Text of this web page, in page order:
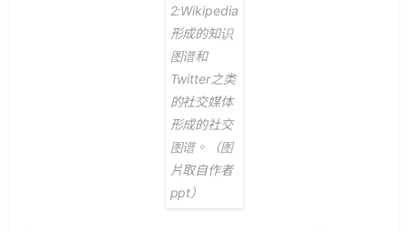
2:Wikipedia
形成的知识
图谱和
Twitter之类
的社交媒体
形成的社交
图谱。（图
片取自作者
ppt）